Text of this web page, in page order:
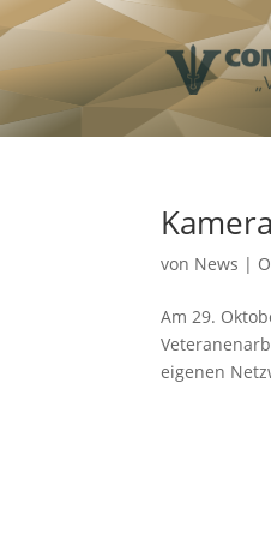
von News |
Am 29.
eigenen